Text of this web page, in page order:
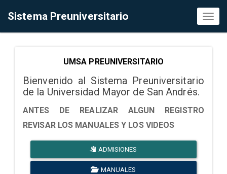
Sistema Preuniversitario
UMSA PREUNIVERSITARIO
Bienvenido al Sistema Preuniversitario
de la Universidad Mayor de San Andrés.
ANTES DE REALIZAR ALGUN REGISTRO
REVISAR LOS MANUALES Y LOS VIDEOS
ADMISIONES
MANUALES